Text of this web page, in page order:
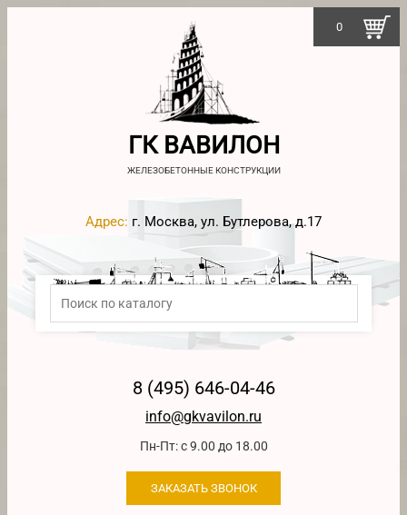
ГК ВАВИЛОН
ЖЕЛЕЗОБЕТОННЫЕ КОНСТРУКЦИИ
Адрес: г. Москва, ул. Бутлерова, д.17
8 (495) 646-04-46
info@gkvavilon.ru
Пн-Пт: с 9.00 до 18.00
ЗАКАЗАТЬ ЗВОНОК
0